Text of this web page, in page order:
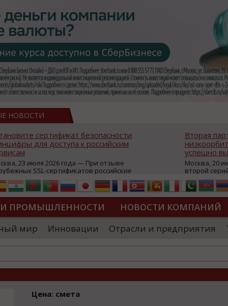
НОВОСТИ
сертификат безопасности
для доступа к российским
23 июля 2026 года — При отзыве
SSL-сертификатов российские
могут некорректно открываться в
браузерах (Google Chrome,
Edge и др.), а соединение с сервисами
ресурсы уже сообщили о
недоступности и ошибках при
из-за отзывов сертификатов
удостоверяющими центрами.
Вторая
успешно
Москва, 20
второй
аппаратов,
масштабной
интернет с
из
«Экономика
проводятся
ПРОМЫШЛЕННОСТИ НОВОСТИ КОМПАНИЙ
ДИПЛОМЫ
мир Инновации Отрасли и предприятия
Цена: смета